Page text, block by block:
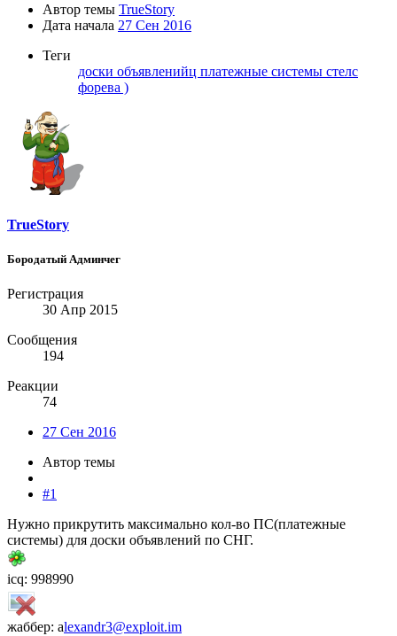
Автор темы TrueStory
Дата начала 27 Сен 2016
Теги
доски объявленийц платежные системы стелс
форева )
TrueStory
Бородатый Админчег
Регистрация
30 Апр 2015
Сообщения
194
Реакции
74
27 Сен 2016
Автор темы
#1
Нужно прикрутить максимально кол-во ПС(платежные
системы) для доски объявлений по СНГ.
icq: 998990
жаббер: alexandr3@exploit.im